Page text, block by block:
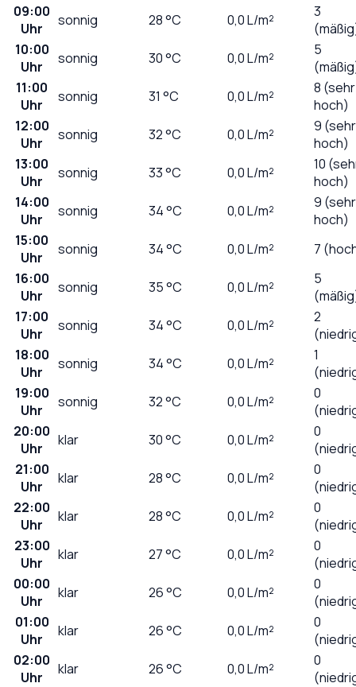
09:00
Uhr
sonnig 28°C 0,0L/m²
3
10:00
Uhr
sonnig 30°C 0,0L/m²
5
11:00
Uhr
sonnig 31 °C 0,0L/m²
8 (sehr
hoch)
12:00
Uhr
sonnig 32°C 0,0L/m²
9 (sehr
hoch)
13:00
Uhr
sonnig 33°C 0,0L/m²
10
hoch)
14:00
Uhr
sonnig 34°C 0,0L/m²
9 (sehr
hoch)
15:00
Uhr
sonnig 34°C 0,0L/m²
7
16:00
Uhr
sonnig 35°C 0,0L/m²
5
17:00
Uhr
sonnig 34°C 0,0L/m²
2
18:00
Uhr
sonnig 34°C 0,0L/m²
1
19:00
Uhr
sonnig 32°C 0,0L/m²
0
20:00
Uhr
klar 30°C 0,0L/m²
0
21:00
Uhr
klar 28°C 0,0L/m²
0
22:00
Uhr
klar 28°C 0,0L/m²
0
23:00
Uhr
klar 27°C 0,0L/m²
0
00:00
Uhr
klar 26°C 0,0L/m²
0
01:00
Uhr
klar 26°C 0,0L/m²
0
02:00
Uhr
klar 26°C 0,0L/m²
0